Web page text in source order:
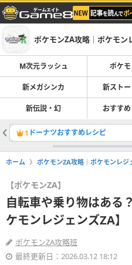
ポケモンZA攻略｜ポケモン
M次元ラッシュ ポケ
新メガシンカ 新スト
新伝説・幻 おすす
1 ドーナツおすすめレシピ
ホーム ポケモンZA攻略｜ポケモンレジ
【ポケモンZA】
自転車や乗り物はある
ケモンレジェンズZA】
ポケモンZA攻略班
最終更新日：2026.03.12 18:12